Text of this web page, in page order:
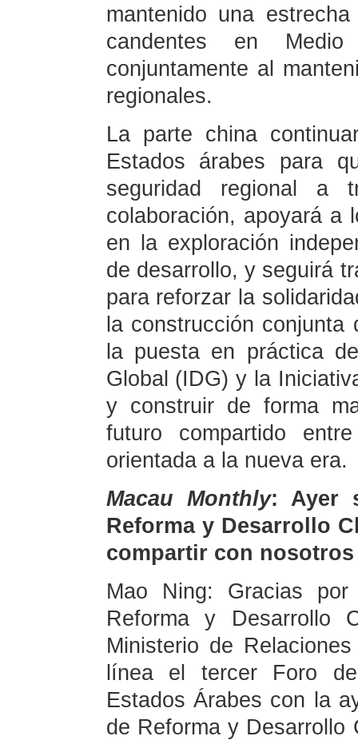
mantenido una
candentes en
conjuntamente al
regionales.
La parte china
Estados árabes para
seguridad regional a
colaboración, apoyará a
en la exploración
de desarrollo, y seguirá
para reforzar la
la construcción
la puesta en práctica
Global (IDG) y la
y construir de forma
futuro compartido
orientada a la nueva era.
Macau Monthly: Ayer
Reforma y Desarrollo
compartir con
Mao Ning: Gracias
Reforma y Desarrollo
Ministerio de
línea el tercer Foro
Estados Árabes con la
de Reforma y Desarrollo